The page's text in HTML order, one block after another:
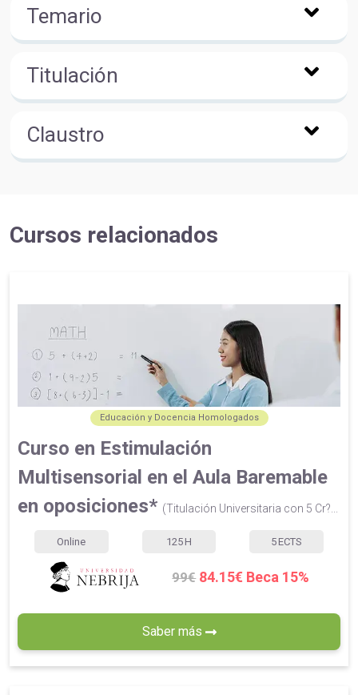
Temario
Titulación
Claustro
Cursos relacionados
Educación y Docencia Homologados
Curso en Estimulación
Multisensorial en el Aula Baremable
en oposiciones* (Titulación Universitaria con 5 Cr?...
Online 125 H 5 ECTS
99€ 84.15€ Beca 15%
Saber más